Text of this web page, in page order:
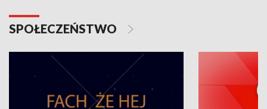
SPOŁECZEŃSTWO